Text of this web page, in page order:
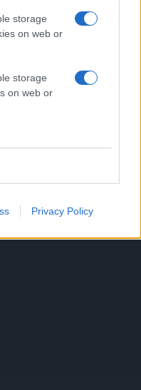
storage
on web or
storage
on web or
Privacy Policy
νέα της ημέρας